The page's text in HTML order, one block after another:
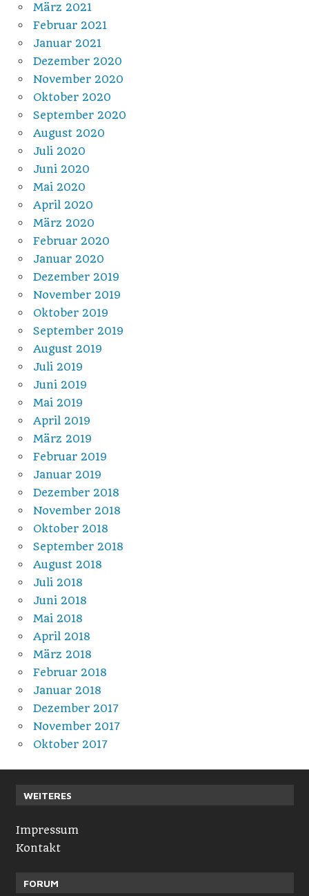
März 2021
Februar 2021
Januar 2021
Dezember 2020
November 2020
Oktober 2020
September 2020
August 2020
Juli 2020
Juni 2020
Mai 2020
April 2020
März 2020
Februar 2020
Januar 2020
Dezember 2019
November 2019
Oktober 2019
September 2019
August 2019
Juli 2019
Juni 2019
Mai 2019
April 2019
März 2019
Februar 2019
Januar 2019
Dezember 2018
November 2018
Oktober 2018
September 2018
August 2018
Juli 2018
Juni 2018
Mai 2018
April 2018
März 2018
Februar 2018
Januar 2018
Dezember 2017
November 2017
Oktober 2017
WEITERES
Impressum
Kontakt
FORUM